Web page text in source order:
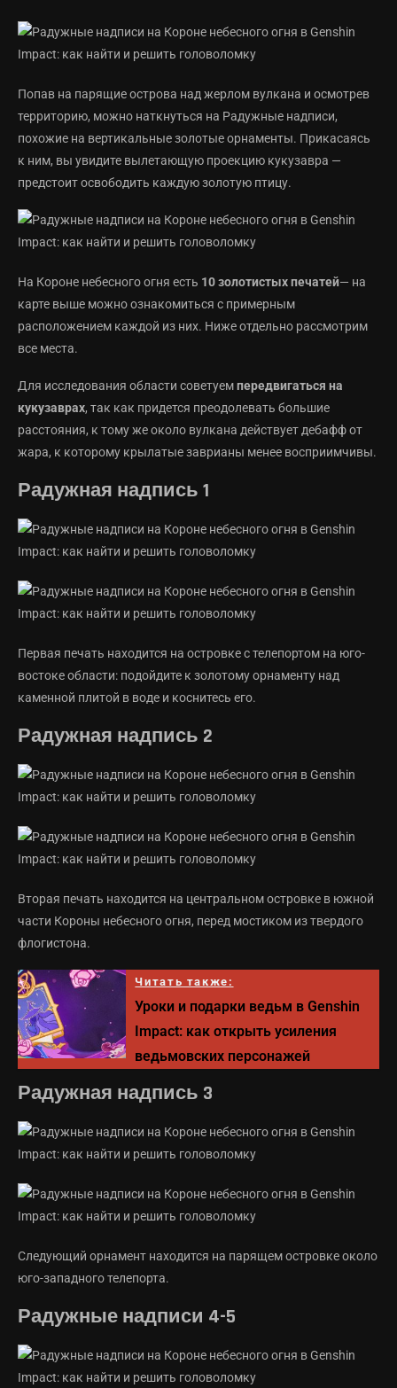
Попав на парящие острова над жерлом вулкана и осмотрев
территорию, можно наткнуться на Радужные надписи,
похожие на вертикальные золотые орнаменты. Прикасаясь
к ним, вы увидите вылетающую проекцию кукузавра —
предстоит освободить каждую золотую птицу.
На Короне небесного огня есть 10 золотистых печатей— на
карте выше можно ознакомиться с примерным
расположением каждой из них. Ниже отдельно рассмотрим
все места.
Для исследования области советуемпередвигаться на
кукузаврах, так как придется преодолевать большие
расстояния, к тому же около вулкана действует дебафф от
жара, к которому крылатые заврианы менее восприимчивы.
Радужная надпись 1
Первая печать находится на островке с телепортом на юго-
востоке области: подойдите к золотому орнаменту над
каменной плитой в воде и коснитесь его.
Радужная надпись 2
Вторая печать находится на центральном островке в южной
части Короны небесного огня, перед мостиком из твердого
флогистона.
Читать также:
Уроки и подарки ведьм в Genshin
Impact: как открыть усиления
ведьмовских персонажей
Радужная надпись 3
Следующий орнамент находится на парящем островке около
юго-западного телепорта.
Радужные надписи 4-5